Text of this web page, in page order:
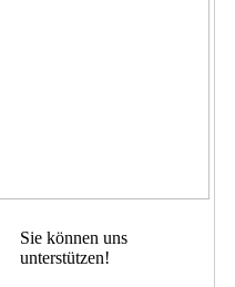
Sie können uns
unterstützen!